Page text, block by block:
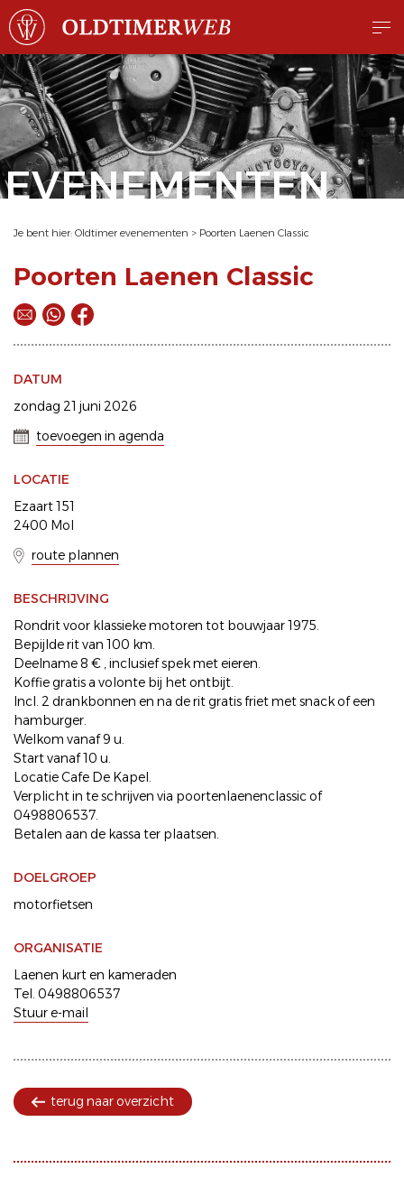
EVENEMENTEN
Je bent hier: Oldtimer evenementen > Poorten Laenen Classic
Poorten Laenen Classic
DATUM
zondag 21 juni 2026
toevoegen in agenda
LOCATIE
Ezaart 151
2400 Mol
route plannen
BESCHRIJVING
Rondrit voor klassieke motoren tot bouwjaar 1975.
Bepijlde rit van 100 km.
Deelname 8 € , inclusief spek met eieren.
Koffie gratis a volonte bij het ontbijt.
Incl. 2 drankbonnen en na de rit gratis friet met snack of een
hamburger.
Welkom vanaf 9 u.
Start vanaf 10 u.
Locatie Cafe De Kapel.
Verplicht in te schrijven via poortenlaenenclassic of
0498806537.
Betalen aan de kassa ter plaatsen.
DOELGROEP
motorfietsen
ORGANISATIE
Laenen kurt en kameraden
Tel. 0498806537
Stuur e-mail
terug naar overzicht